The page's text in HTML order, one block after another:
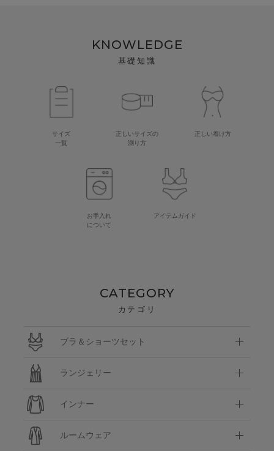
KNOWLEDGE
基礎知識
サイズ
一覧
正しいサイズの
測り方
正しい着け方
お手入れ
について
アイテムガイド
CATEGORY
カテゴリ
ブラ＆ショーツセット
ランジェリー
インナー
ルームウェア